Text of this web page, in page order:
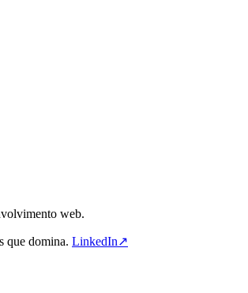
web.
que domina. LinkedIn↗